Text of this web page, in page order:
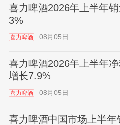
喜力啤酒2026年上半年
3%
喜力啤酒 08月05日
喜力啤酒2026年上半年
增长7.9%
喜力啤酒 08月05日
喜力啤酒中国市场上半年